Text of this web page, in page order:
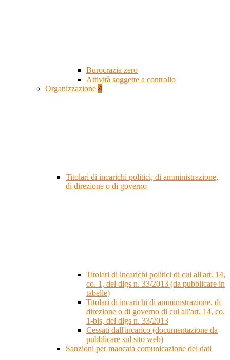
Burocrazia zero
Attività soggette a controllo
Organizzazione 4
Titolari di incarichi politici, di amministrazione,
di direzione o di governo
Titolari di incarichi politici di cui all'art. 14,
co. 1, del dlgs n. 33/2013 (da pubblicare in
tabelle)
Titolari di incarichi di amministrazione, di
direzione o di governo di cui all'art. 14, co.
1-bis, del dlgs n. 33/2013
Cessati dall'incarico (documentazione da
pubblicare sul sito web)
Sanzioni per mancata comunicazione dei dati